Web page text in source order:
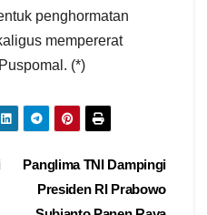
penghormatan
mempererat
(*)
Panglima TNI Dampingi
Presiden RI Prabowo